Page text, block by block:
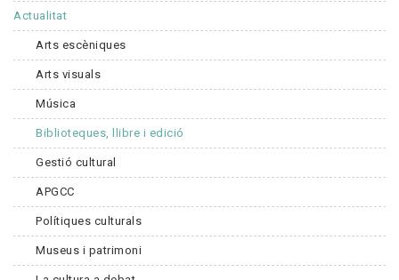
Actualitat
Arts escèniques
Arts visuals
Música
Biblioteques, llibre i edició
Gestió cultural
APGCC
Polítiques culturals
Museus i patrimoni